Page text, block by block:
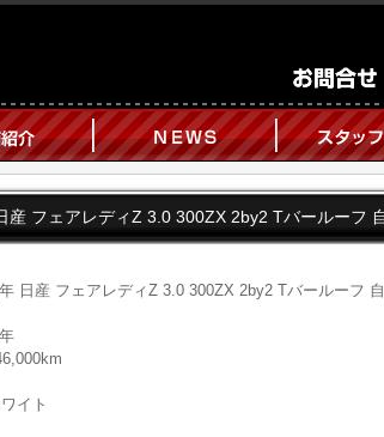
産 フェアレディZ 3.0 300ZX 2by2 Tバールーフ
日産 フェアレディZ 3.0 300ZX 2by2 Tバールーフ
イト